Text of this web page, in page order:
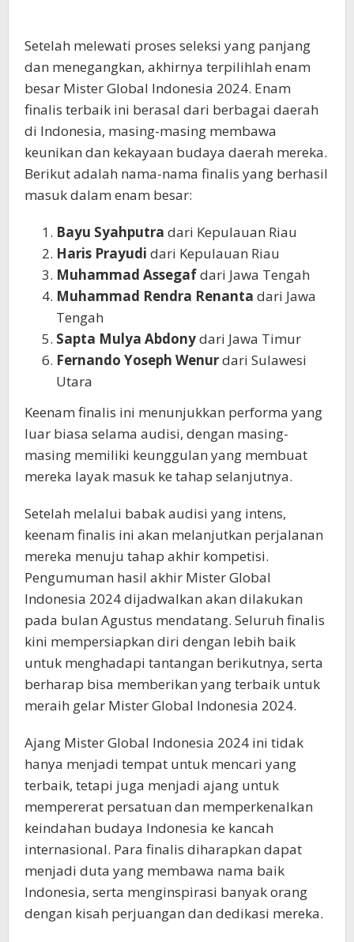
Setelah melewati proses seleksi yang panjang
dan menegangkan, akhirnya terpilihlah enam
besar Mister Global Indonesia 2024. Enam
finalis terbaik ini berasal dari berbagai daerah
di Indonesia, masing-masing membawa
keunikan dan kekayaan budaya daerah mereka.
Berikut adalah nama-nama finalis yang berhasil
masuk dalam enam besar:
Bayu Syahputra dari Kepulauan Riau
Haris Prayudi dari Kepulauan Riau
Muhammad Assegafdari Jawa Tengah
Muhammad Rendra Renanta dari Jawa
Tengah
Sapta Mulya Abdonydari Jawa Timur
Fernando Yoseph Wenurdari Sulawesi
Utara
Keenam finalis ini menunjukkan performa yang
luar biasa selama audisi, dengan masing-
masing memiliki keunggulan yang membuat
mereka layak masuk ke tahap selanjutnya.
Setelah melalui babak audisi yang intens,
keenam finalis ini akan melanjutkan perjalanan
mereka menuju tahap akhir kompetisi.
Pengumuman hasil akhir Mister Global
Indonesia 2024 dijadwalkan akan dilakukan
pada bulan Agustus mendatang. Seluruh finalis
kini mempersiapkan diri dengan lebih baik
untuk menghadapi tantangan berikutnya, serta
berharap bisa memberikan yang terbaik untuk
meraih gelar Mister Global Indonesia 2024.
Ajang Mister Global Indonesia 2024 ini tidak
hanya menjadi tempat untuk mencari yang
terbaik, tetapi juga menjadi ajang untuk
mempererat persatuan dan memperkenalkan
keindahan budaya Indonesia ke kancah
internasional. Para finalis diharapkan dapat
menjadi duta yang membawa nama baik
Indonesia, serta menginspirasi banyak orang
dengan kisah perjuangan dan dedikasi mereka.